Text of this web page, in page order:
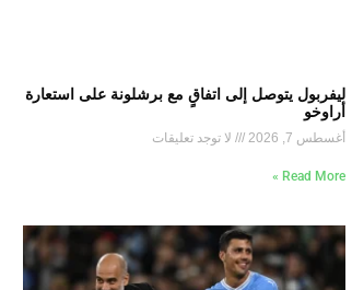
ليفربول يتوصل إلى اتفاقٍ مع برشلونة على استعارة
أراوخو
أغسطس 7, 2026 لا توجد تعليقات
Read More »